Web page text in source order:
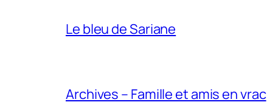
Le bleu de Sariane
Archives – Famille et amis en vrac